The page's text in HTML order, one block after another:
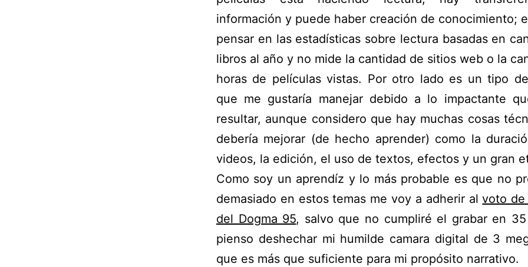
información y puede haber creación de conocimiento;
pensar en las estadísticas sobre lectura basadas en
libros al año y no mide la cantidad de sitios web o la
horas de películas vistas. Por otro lado es un tipo
que me gustaría manejar debido a lo impactante
resultar, aunque considero que hay muchas cosas
debería mejorar (de hecho aprender) como la
videos, la edición, el uso de textos, efectos y un gran
Como soy un aprendíz y lo más probable es que no
demasiado en estos temas me voy a adherir alvoto de
del Dogma 95, salvo que no cumpliré el grabar en
pienso deshechar mi humilde camara digital de 3
que es más que suficiente para mi propósito narrativo.